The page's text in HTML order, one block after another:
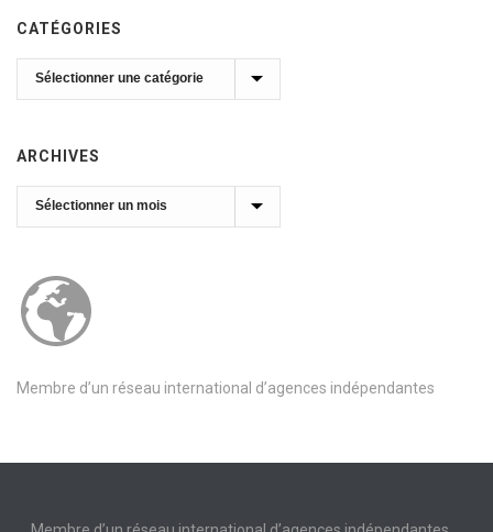
CATÉGORIES
Catégories
ARCHIVES
Archives
Membre d’un réseau international d’agences indépendantes